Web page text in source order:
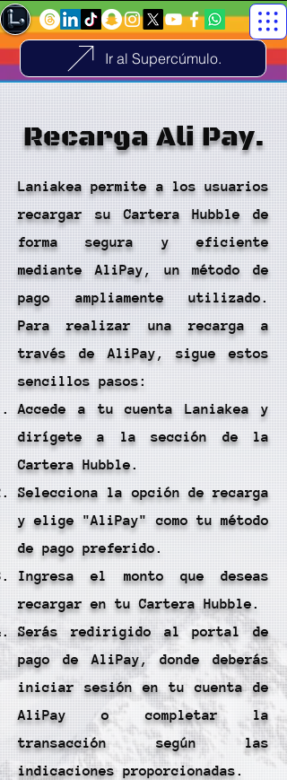
Ir al Supercúmulo.
Recarga Ali Pay.
Laniakea permite a los usuarios
recargar su Cartera Hubble de
forma segura y eficiente
mediante AliPay, un método de
pago ampliamente utilizado.
Para realizar una recarga a
través de AliPay, sigue estos
sencillos pasos:
Accede a tu cuenta Laniakea y
dirígete a la sección de la
Cartera Hubble.
Selecciona la opción de recarga
y elige "AliPay" como tu método
de pago preferido.
Ingresa el monto que deseas
recargar en tu Cartera Hubble.
Serás redirigido al portal de
pago de AliPay, donde deberás
iniciar sesión en tu cuenta de
AliPay o completar la
transacción según las
indicaciones proporcionadas.